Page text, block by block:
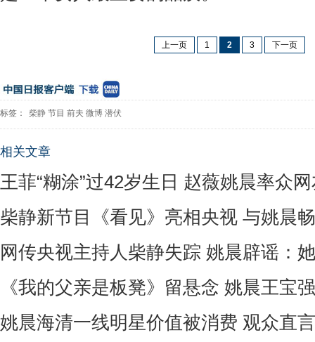
上一页 1 2 3 下一页
标签： 柴静 节目 前夫 微博 潜伏
相关文章
王菲“糊涂”过42岁生日 赵薇姚晨率众
柴静新节目《看见》亮相央视 与姚晨
网传央视主持人柴静失踪 姚晨辟谣：
《我的父亲是板凳》留悬念 姚晨王宝
姚晨海清一线明星价值被消费 观众直